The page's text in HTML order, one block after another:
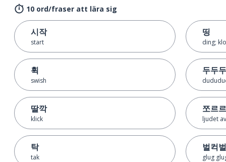
10 ord/fraser att lära sig
시작
start
휙
swish
딸깍
klick
탁
tak
띵
ding;
두두
쪼르
ljudet
벌컥
glug